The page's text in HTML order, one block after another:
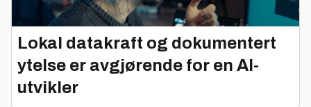
Lokal datakraft og dokumentert
ytelse er avgjørende for en AI-
utvikler